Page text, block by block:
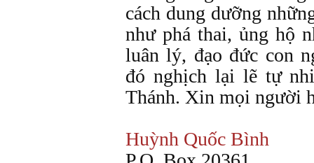
cách dung dưỡng
như phá thai, ủng hộ
luân lý, đạo đức con
đó nghịch lại lẽ tự
Thánh. Xin mọi người
Huỳnh Quốc Bình